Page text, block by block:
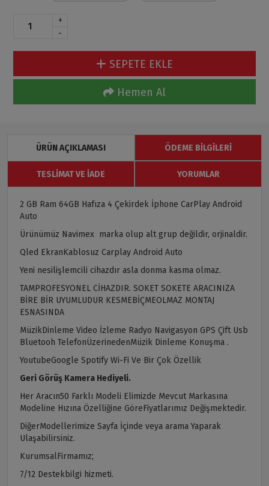
+
-
SEPETE EKLE
Hemen Al
ÜRÜN AÇIKLAMASI ÖDEME BILGILERI
TESLIMAT VE İADE YORUMLAR
2 GB Ram 64GB Hafıza 4 Çekirdek İphone CarPlay Android
Auto
Ürünümüz Navimex marka olup alt grup değildir, orjinaldir.
Qled EkranKablosuz Carplay Android Auto
Yeni nesilişlemcili cihazdır asla donma kasma olmaz.
TAMPROFESYONEL CİHAZDIR. SOKET SOKETE ARACINIZA
BİRE BİR UYUMLUDUR KESMEBİÇMEOLMAZ MONTAJ
ESNASINDA
MüzikDinleme Video İzleme Radyo Navigasyon GPS Çift Usb
Bluetooh TelefonÜzerinedenMüzik Dinleme Konuşma .
YoutubeGoogle Spotify Wi-Fi Ve Bir Çok Özellik
Geri Görüş Kamera Hediyeli.
Her Aracın50 Farklı Modeli Elimizde Mevcut Markasına
Modeline Hızına Özelliğine GöreFiyatlarımız Değişmektedir.
DiğerModellerimize Sayfa İçinde veya arama Yaparak
Ulaşabilirsiniz.
KurumsalFirmamız;
7/12 Destekbilgi hizmeti.